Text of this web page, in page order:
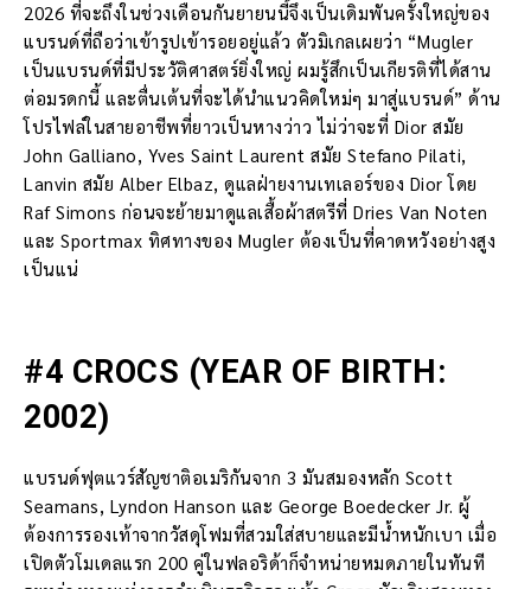
2026 ที่จะถึงในช่วงเดือนกันยายนนี้จึงเป็นเดิมพันครั้งใหญ่ของ
แบรนด์ที่ถือว่าเข้ารูปเข้ารอยอยู่แล้ว ตัวมิเกลเผยว่า “Mugler
เป็นแบรนด์ที่มีประวัติศาสตร์ยิ่งใหญ่ ผมรู้สึกเป็นเกียรติที่ได้สาน
ต่อมรดกนี้ และตื่นเต้นที่จะได้นำแนวคิดใหม่ๆ มาสู่แบรนด์” ด้าน
โปรไฟล์ในสายอาชีพที่ยาวเป็นหางว่าว ไม่ว่าจะที่ Dior สมัย
John Galliano, Yves Saint Laurent สมัย Stefano Pilati,
Lanvin สมัย Alber Elbaz, ดูแลฝ่ายงานเทเลอร์ของ Dior โดย
Raf Simons ก่อนจะย้ายมาดูแลเสื้อผ้าสตรีที่ Dries Van Noten
และ Sportmax ทิศทางของ Mugler ต้องเป็นที่คาดหวังอย่างสูง
เป็นแน่
#4 CROCS (YEAR OF BIRTH:
2002)
แบรนด์ฟุตแวร์สัญชาติอเมริกันจาก 3 มันสมองหลัก Scott
Seamans, Lyndon Hanson และ George Boedecker Jr. ผู้
ต้องการรองเท้าจากวัสดุโฟมที่สวมใส่สบายและมีน้ำหนักเบา เมื่อ
เปิดตัวโมเดลแรก 200 คู่ในฟลอริด้าก็จำหน่ายหมดภายในทันที